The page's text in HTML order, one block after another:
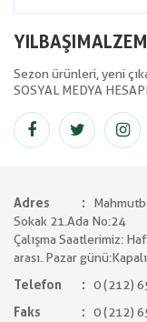
Sezon ürünleri, yeni
SOSYAL MEDYA
Adres
Sokak 21.Ada No:24
Çalışma Saatlerimiz:
arası. Pazar günü:Kapalı.
Telefon
0 (212)
Faks
0 (212)